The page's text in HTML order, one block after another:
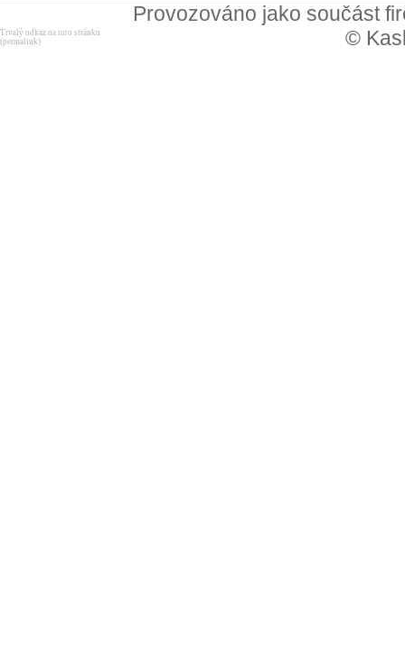
Provozováno jako součást
©
Trvalý odkaz na tuto stránku
(permalink)